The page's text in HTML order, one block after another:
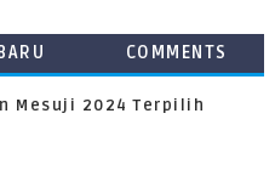
COMMENTS
Mesuji 2024 Terpilih